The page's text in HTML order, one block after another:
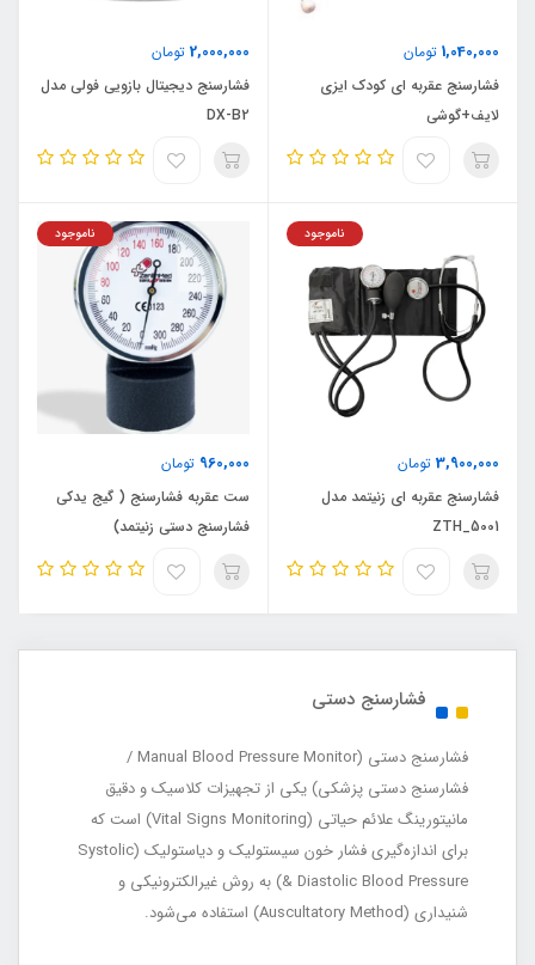
1,040,000 تومان
فشارسنج عقربه ای کودک ایزی
لایف+گوشی
2,000,000 تومان
فشارسنج دیجیتال بازویی فولی مدل
DX-B2
3,900,000 تومان
ناموجود
فشارسنج عقربه ای زنیتمد مدل
ZTH_5001
960,000 تومان
ناموجود
ست عقربه فشارسنج ( گیج یدکی
فشارسنج دستی زنیتمد)
فشارسنج دستی
فشارسنج دستی (Manual Blood Pressure Monitor /
فشارسنج دستی پزشکی) یکی از تجهیزات کلاسیک و دقیق
مانیتورینگ علائم حیاتی (Vital Signs Monitoring) است که
برای اندازه‌گیری فشار خون سیستولیک و دیاستولیک (Systolic
& Diastolic Blood Pressure) به روش غیرالکترونیکی و
شنیداری (Auscultatory Method) استفاده می‌شود.